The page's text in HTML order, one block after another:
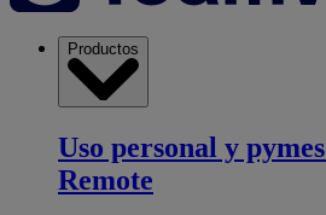
Productos
Uso personal y pymes
Remote